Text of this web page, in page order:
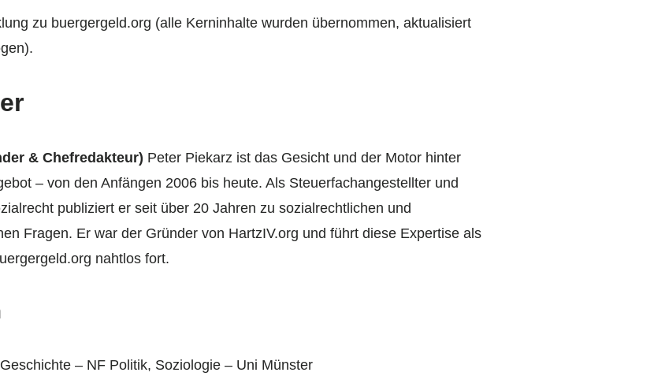
zu buergergeld.org (alle Kerninhalte wurden übernommen, aktualisiert
& Chefredakteur) Peter Piekarz ist das Gesicht und der Motor hinter
– von den Anfängen 2006 bis heute. Als Steuerfachangestellter und
publiziert er seit über 20 Jahren zu sozialrechtlichen und
Fragen. Er war der Gründer von HartzIV.org und führt diese Expertise als
nahtlos fort.
– NF Politik, Soziologie – Uni Münster